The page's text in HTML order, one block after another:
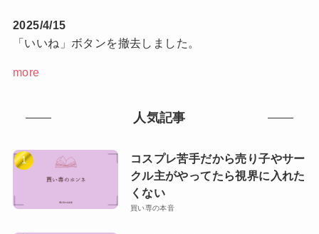
2025/4/15
「いいね」ボタンを撤去しました。
more
人気記事
コスプレ苦手だから売り子やサー
クル主がやってたら視界に入れた
くない
買い専の本音